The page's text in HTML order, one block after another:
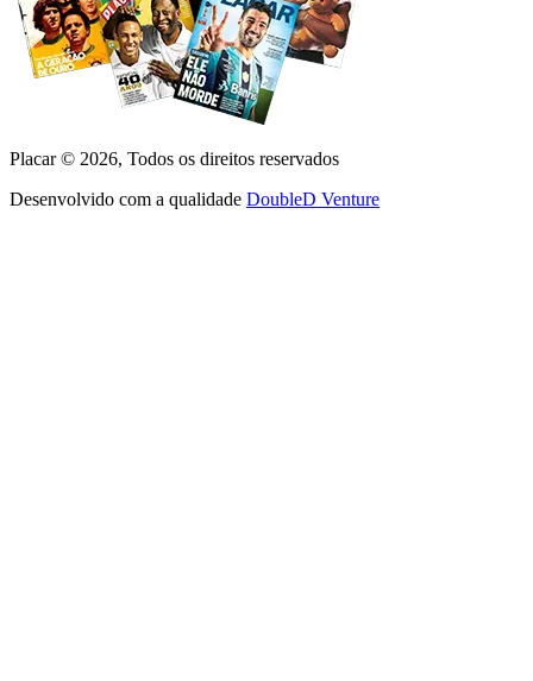
Placar © 2026, Todos os direitos reservados
Desenvolvido com a qualidade DoubleD Venture